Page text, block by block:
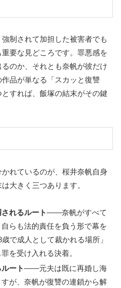
制されて加担した被害者でも
要な見どころです。罪悪感を
のか、それとも奈帆が彼だけ
品が単なる「スカッと復讐
すれば、飯塚の結末がその鍵
れているのが、桜井奈帆自身
大きく三つあります。
れるルート――奈帆がすべて
らも法的責任を負う形で幕を
で成人として裁かれる場所」
を受け入れる決着。
ート――元夫は既に再婚し海
が、奈帆が復讐の連鎖から解